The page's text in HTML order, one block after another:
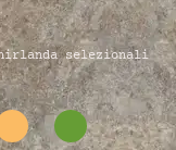
selezionali